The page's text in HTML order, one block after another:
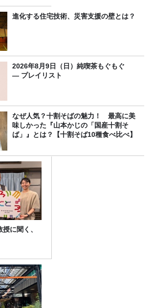
ート！
進化する住宅技術、災害支援の壁とは？
2026年8月9日（日）純喫茶もぐもぐ
― プレイリスト
なぜ人気？十割そばの魅力！ 最高に美
味しかった『山本かじの「国産十割そ
ば」』とは？【十割そば10種食べ比べ】
に聞く、